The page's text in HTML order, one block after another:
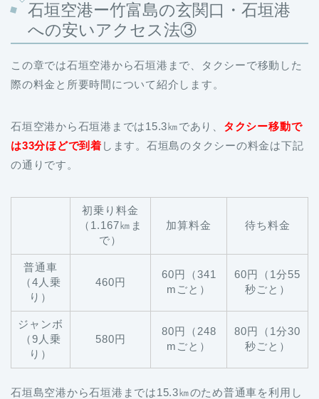
石垣空港ー竹富島の玄関口・石垣港
への安いアクセス法③
この章では石垣空港から石垣港まで、タクシーで移動した
際の料金と所要時間について紹介します。
石垣空港から石垣港までは15.3㎞であり、 タクシー移動で
は33分ほどで到着 します。石垣島のタクシーの料金は下記
の通りです。
初乗り料金
（1.167㎞ま
で）
加算料金 待ち料金
普通車
（4人乗
り）
460円
60円（341
mごと）
60円（1分55
秒ごと）
ジャンボ
（9人乗
り）
580円
80円（248
mごと）
80円（1分30
秒ごと）
石垣島空港から石垣港までは15.3㎞のため普通車を利用し